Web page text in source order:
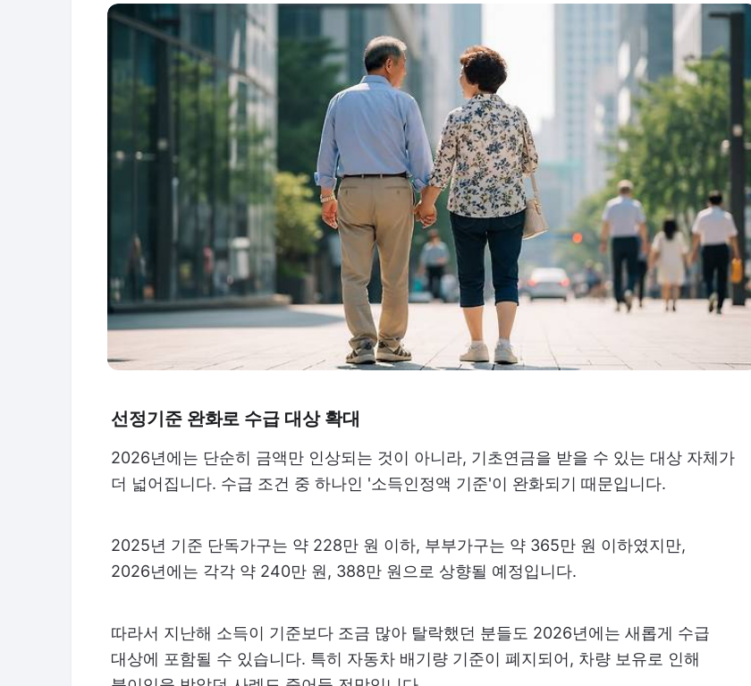
선정기준 완화로 수급 대상 확대
2026년에는 단순히 금액만 인상되는 것이 아니라, 기초연금을 받을 수 있는 대상 자체가
더 넓어집니다. 수급 조건 중 하나인 '소득인정액 기준'이 완화되기 때문입니다.
2025년 기준 단독가구는 약 228만 원 이하, 부부가구는 약 365만 원 이하였지만,
2026년에는 각각 약 240만 원, 388만 원으로 상향될 예정입니다.
따라서 지난해 소득이 기준보다 조금 많아 탈락했던 분들도 2026년에는 새롭게 수급
대상에 포함될 수 있습니다. 특히 자동차 배기량 기준이 폐지되어, 차량 보유로 인해